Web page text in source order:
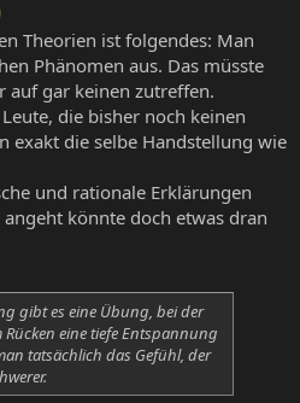
Theorien ist folgendes: Man
Phänomen aus. Das müsste
auf gar keinen zutreffen.
die bisher noch keinen
exakt die selbe Handstellung wie
und rationale Erklärungen
könnte doch etwas dran
gibt es eine Übung, bei der
eine tiefe Entspannung
tatsächlich das Gefühl, der